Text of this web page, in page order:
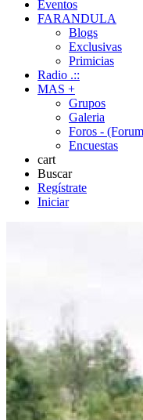
Eventos
FARANDULA
Blogs
Exclusivas
Primicias
Radio .::
MAS +
Grupos
Galeria
Foros -
Encuestas
cart
Buscar
Regístrate
Iniciar